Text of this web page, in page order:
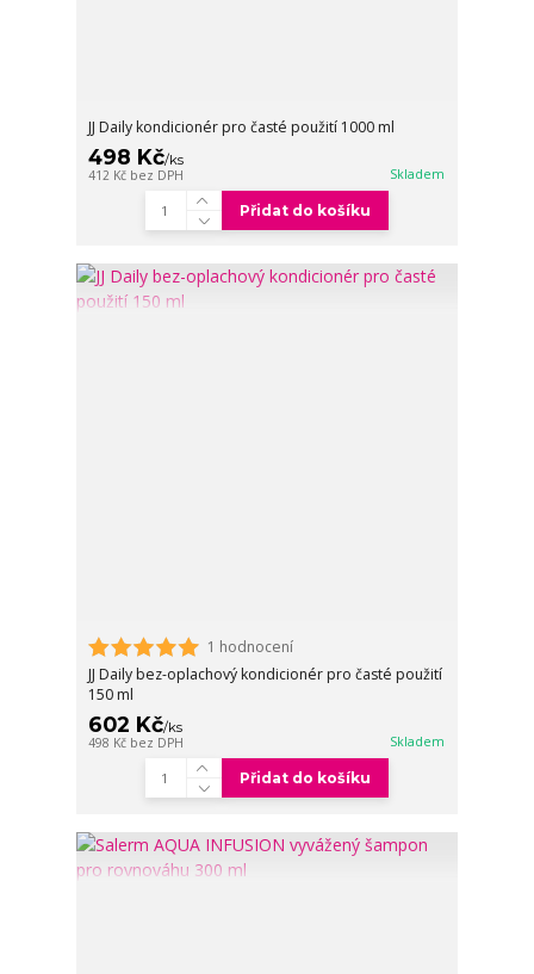
JJ Daily kondicionér pro časté použití 1000 ml
498 Kč/ks
412 Kč bez DPH Skladem
Přidat do košíku
1 hodnocení
JJ Daily bez-oplachový kondicionér pro časté použití
150 ml
602 Kč/ks
498 Kč bez DPH Skladem
Přidat do košíku